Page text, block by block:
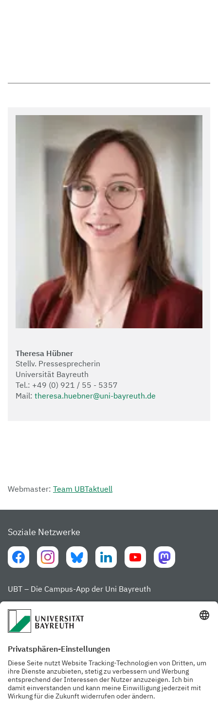
Theresa Hübner
Stellv. Pressesprecherin
Universität Bayreuth
Tel.: +49 (0) 921 / 55 - 5357
Mail: theresa.huebner@uni-bayreuth.de
Webmaster: Team UBTaktuell
Soziale Netzwerke
UBT – Die Campus-App der Uni Bayreuth
Häufig besuchte Seiten
Website der Uni
Bayreuth
Menschen
Studienstart in
Kulmbach
Rubriken